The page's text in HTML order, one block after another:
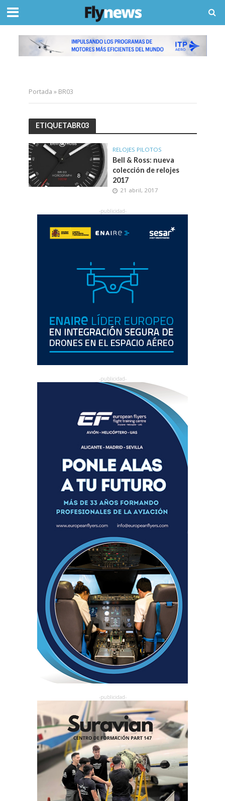
Portada » BR03
ETIQUETABR03
RELOJES PILOTOS
Bell & Ross: nueva
colección de relojes
2017
21 abril, 2017